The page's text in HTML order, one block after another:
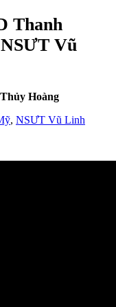
Thanh
Vũ
Hoàng
, NSƯT Vũ Linh